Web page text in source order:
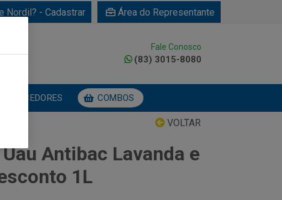
Nordil? - Cadastrar Área do Representante
Fale Conosco
(83) 3015-8080
FORNECEDORES COMBOS
VOLTAR
Antibac Lavanda e
1L